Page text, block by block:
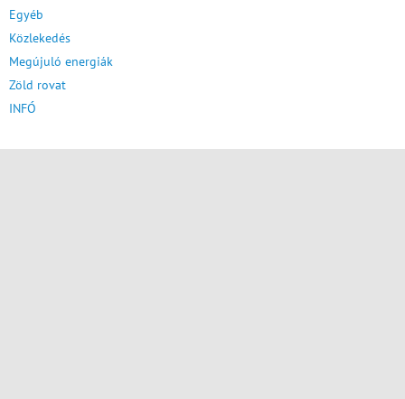
Egyéb
Közlekedés
Megújuló energiák
Zöld rovat
INFÓ